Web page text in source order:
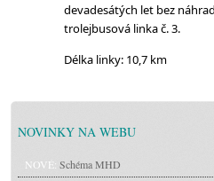
devadesátých let bez
trolejbusová linka č. 3.
Délka linky: 10,7 km
NOVINKY NA WEBU
NOVÉ: Schéma MHD